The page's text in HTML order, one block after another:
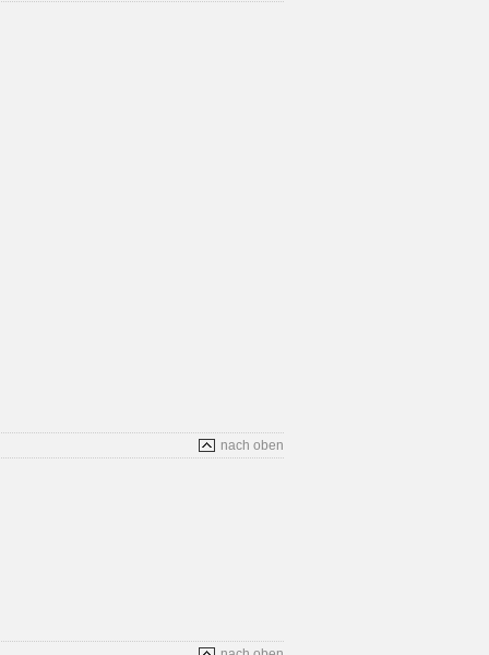
nach oben